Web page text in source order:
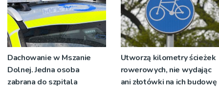
Dachowanie w Mszanie
Dolnej. Jedna osoba
zabrana do szpitala
Utworzą kilometry ścieżek
rowerowych, nie wydając
ani złotówki na ich budowę